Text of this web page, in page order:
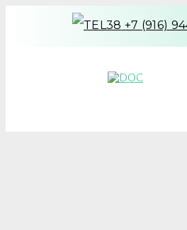
+7 (916)